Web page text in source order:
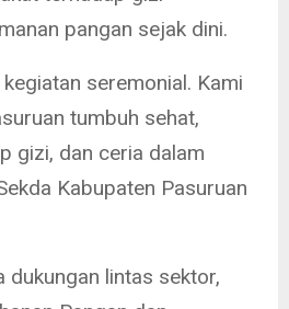
pangan sejak dini.
seremonial. Kami
tumbuh sehat,
gizi, dan ceria dalam
Kabupaten Pasuruan
dukungan lintas sektor,